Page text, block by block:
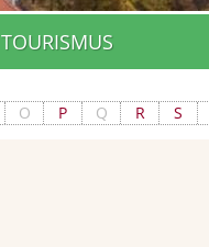
TOURISMUS
O P Q R S